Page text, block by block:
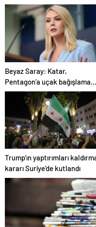
Beyaz Saray: Katar,
Pentagon’a uçak bağışlamayı
teklif etti
Trump’ın yaptırımları
kararı Suriye’de kutlandı